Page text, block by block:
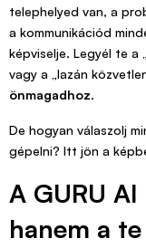
telephelyed van, a
a kommunikációd
képviselje. Legyél te a
vagy a „lazán
önmagadhoz.
De hogyan válaszolj
gépelni? Itt jön a
A GURU
hanem a